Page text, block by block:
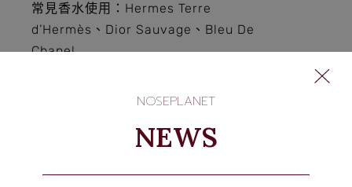
常見香水使用：Hermes Terre
d’Hermès、Dior Sauvage、Bleu De
Chanel
香、老木頭、檸檬味、紙張、雪松，
https://ifrafragrance.org/safe-
NOSEPLANET
NEWS